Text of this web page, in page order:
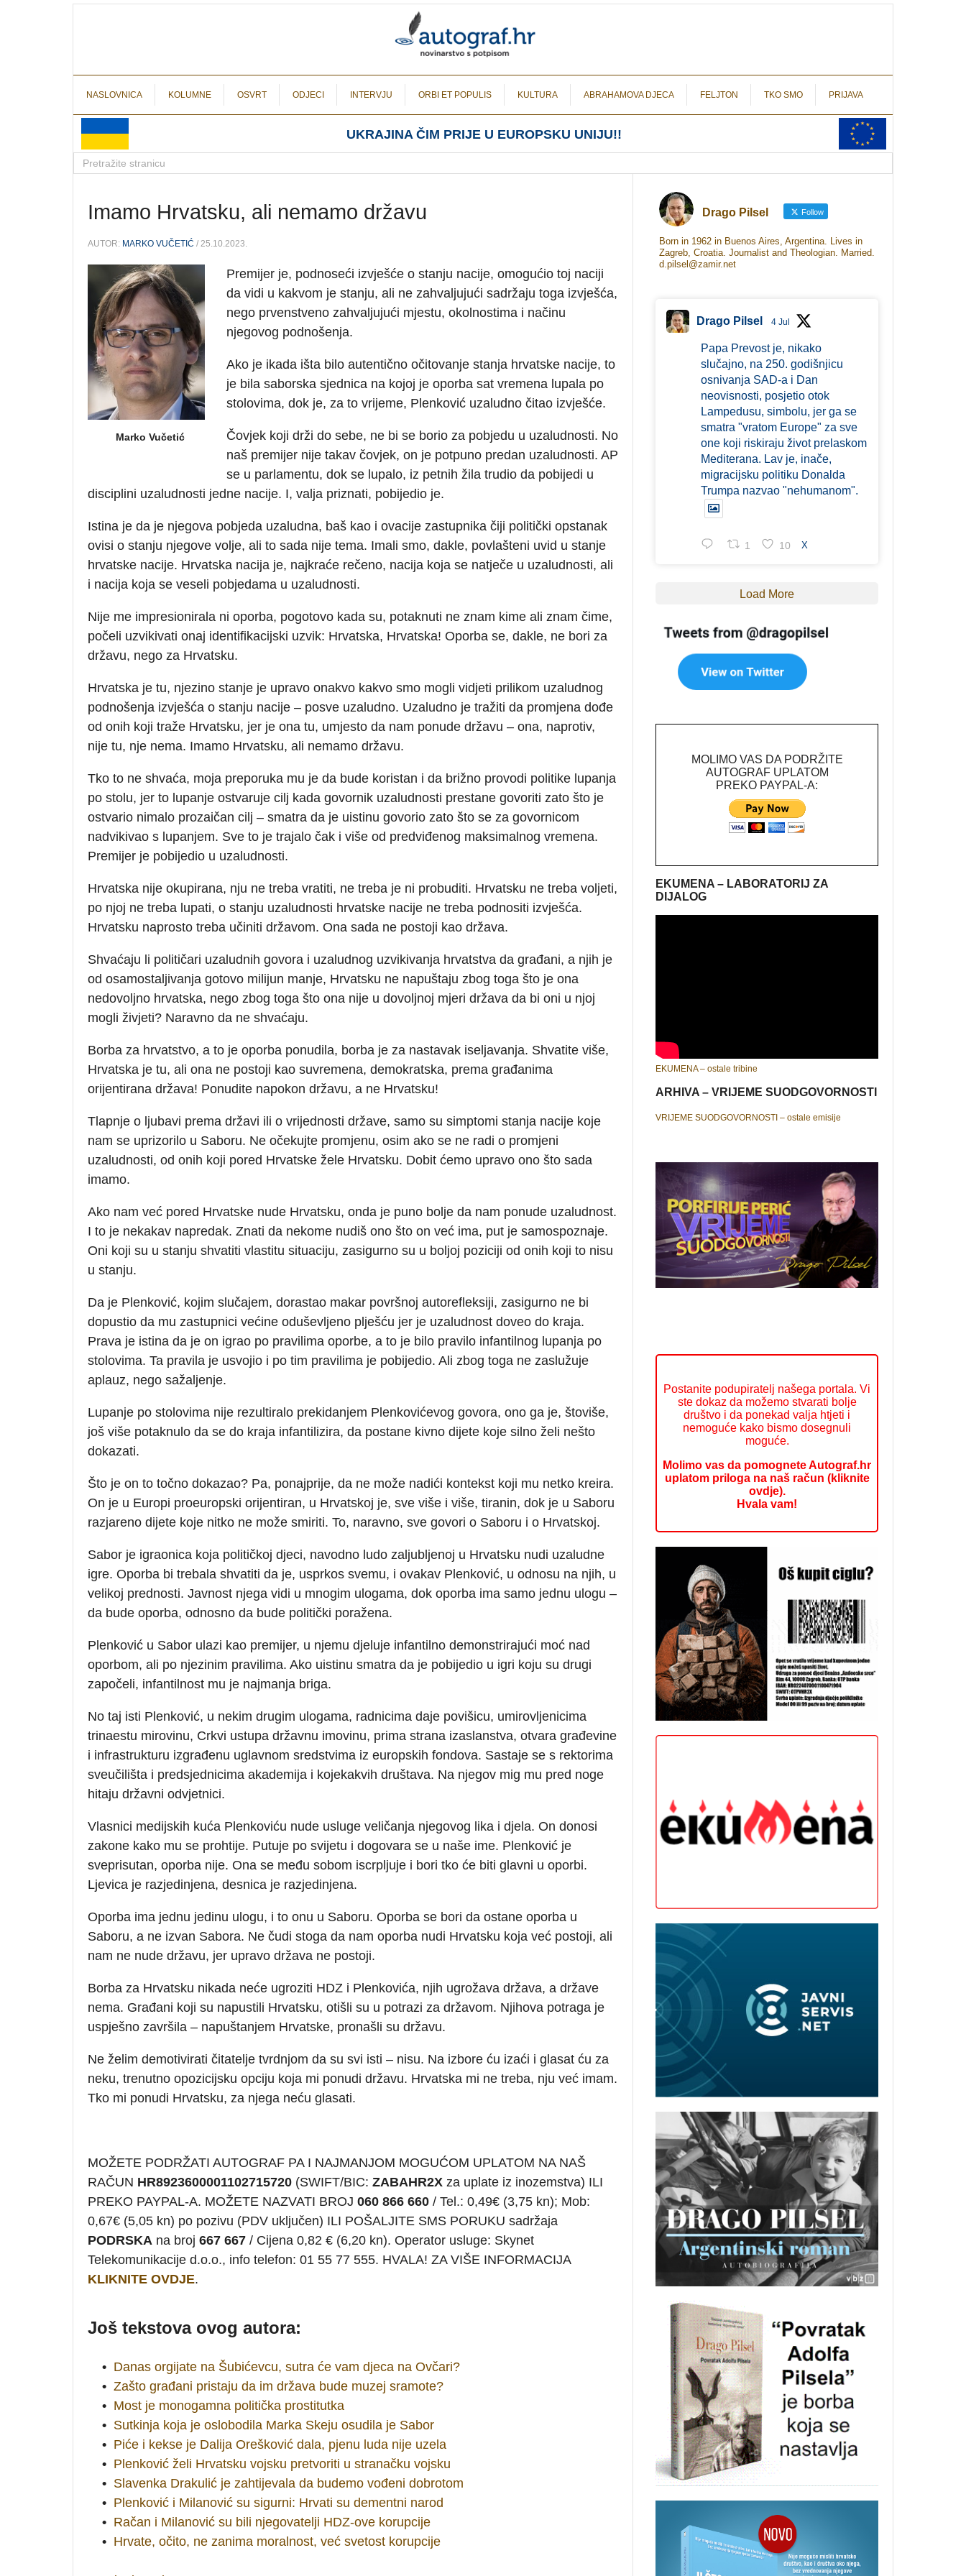
NASLOVNICA KOLUMNE OSVRT ODJECI INTERVJU ORBI ET POPULIS KULTURA ABRAHAMOVA DJECA FELJTON TKO SMO PRIJAVA
UKRAJINA ČIM PRIJE U EUROPSKU UNIJU!!
Imamo Hrvatsku, ali nemamo državu
AUTOR: MARKO VUČETIĆ / 25.10.2023.
Marko Vučetić
Premijer je, podnoseći izvješće o stanju nacije, omogućio toj naciji
da vidi u kakvom je stanju, ali ne zahvaljujući sadržaju toga izvješća,
nego prvenstveno zahvaljujući mjestu, okolnostima i načinu
njegovog podnošenja.
Ako je ikada išta bilo autentično očitovanje stanja hrvatske nacije, to
je bila saborska sjednica na kojoj je oporba sat vremena lupala po
stolovima, dok je, za to vrijeme, Plenković uzaludno čitao izvješće.
Čovjek koji drži do sebe, ne bi se borio za pobjedu u uzaludnosti. No
naš premijer nije takav čovjek, on je potpuno predan uzaludnosti. AP
se u parlamentu, dok se lupalo, iz petnih žila trudio da pobijedi u
disciplini uzaludnosti jedne nacije. I, valja priznati, pobijedio je.
Istina je da je njegova pobjeda uzaludna, baš kao i ovacije zastupnika čiji politički opstanak
ovisi o stanju njegove volje, ali to sada nije tema. Imali smo, dakle, povlašteni uvid u stanje
hrvatske nacije. Hrvatska nacija je, najkraće rečeno, nacija koja se natječe u uzaludnosti, ali
i nacija koja se veseli pobjedama u uzaludnosti.
Nije me impresionirala ni oporba, pogotovo kada su, potaknuti ne znam kime ali znam čime,
počeli uzvikivati onaj identifikacijski uzvik: Hrvatska, Hrvatska! Oporba se, dakle, ne bori za
državu, nego za Hrvatsku.
Hrvatska je tu, njezino stanje je upravo onakvo kakvo smo mogli vidjeti prilikom uzaludnog
podnošenja izvješća o stanju nacije – posve uzaludno. Uzaludno je tražiti da promjena dođe
od onih koji traže Hrvatsku, jer je ona tu, umjesto da nam ponude državu – ona, naprotiv,
nije tu, nje nema. Imamo Hrvatsku, ali nemamo državu.
Tko to ne shvaća, moja preporuka mu je da bude koristan i da brižno provodi politike lupanja
po stolu, jer to lupanje ostvaruje cilj kada govornik uzaludnosti prestane govoriti zato što je
ostvario nimalo prozaičan cilj – smatra da je uistinu govorio zato što se za govornicom
nadvikivao s lupanjem. Sve to je trajalo čak i više od predviđenog maksimalnog vremena.
Premijer je pobijedio u uzaludnosti.
Hrvatska nije okupirana, nju ne treba vratiti, ne treba je ni probuditi. Hrvatsku ne treba voljeti,
po njoj ne treba lupati, o stanju uzaludnosti hrvatske nacije ne treba podnositi izvješća.
Hrvatsku naprosto treba učiniti državom. Ona sada ne postoji kao država.
Shvaćaju li političari uzaludnih govora i uzaludnog uzvikivanja hrvatstva da građani, a njih je
od osamostaljivanja gotovo milijun manje, Hrvatsku ne napuštaju zbog toga što je ona
nedovoljno hrvatska, nego zbog toga što ona nije u dovoljnoj mjeri država da bi oni u njoj
mogli živjeti? Naravno da ne shvaćaju.
Borba za hrvatstvo, a to je oporba ponudila, borba je za nastavak iseljavanja. Shvatite više,
Hrvatska je tu, ali ona ne postoji kao suvremena, demokratska, prema građanima
orijentirana država! Ponudite napokon državu, a ne Hrvatsku!
Tlapnje o ljubavi prema državi ili o vrijednosti države, samo su simptomi stanja nacije koje
nam se uprizorilo u Saboru. Ne očekujte promjenu, osim ako se ne radi o promjeni
uzaludnosti, od onih koji pored Hrvatske žele Hrvatsku. Dobit ćemo upravo ono što sada
imamo.
Ako nam već pored Hrvatske nude Hrvatsku, onda je puno bolje da nam ponude uzaludnost.
I to je nekakav napredak. Znati da nekome nudiš ono što on već ima, put je samospoznaje.
Oni koji su u stanju shvatiti vlastitu situaciju, zasigurno su u boljoj poziciji od onih koji to nisu
u stanju.
Da je Plenković, kojim slučajem, dorastao makar površnoj autorefleksiji, zasigurno ne bi
dopustio da mu zastupnici većine oduševljeno plješću jer je uzaludnost doveo do kraja.
Prava je istina da je on igrao po pravilima oporbe, a to je bilo pravilo infantilnog lupanja po
stolovima. Ta pravila je usvojio i po tim pravilima je pobijedio. Ali zbog toga ne zaslužuje
aplauz, nego sažaljenje.
Lupanje po stolovima nije rezultiralo prekidanjem Plenkovićevog govora, ono ga je, štoviše,
još više potaknulo da se do kraja infantilizira, da postane kivno dijete koje silno želi nešto
dokazati.
Što je on to točno dokazao? Pa, ponajprije, da ne može nadići kontekst koji mu netko kreira.
On je u Europi proeuropski orijentiran, u Hrvatskoj je, sve više i više, tiranin, dok je u Saboru
razjareno dijete koje nitko ne može smiriti. To, naravno, sve govori o Saboru i o Hrvatskoj.
Sabor je igraonica koja političkoj djeci, navodno ludo zaljubljenoj u Hrvatsku nudi uzaludne
igre. Oporba bi trebala shvatiti da je, usprkos svemu, i ovakav Plenković, u odnosu na njih, u
velikoj prednosti. Javnost njega vidi u mnogim ulogama, dok oporba ima samo jednu ulogu –
da bude oporba, odnosno da bude politički poražena.
Plenković u Sabor ulazi kao premijer, u njemu djeluje infantilno demonstrirajući moć nad
oporbom, ali po njezinim pravilima. Ako uistinu smatra da je pobijedio u igri koju su drugi
započeli, infantilnost mu je najmanja briga.
No taj isti Plenković, u nekim drugim ulogama, radnicima daje povišicu, umirovljenicima
trinaestu mirovinu, Crkvi ustupa državnu imovinu, prima strana izaslanstva, otvara građevine
i infrastrukturu izgrađenu uglavnom sredstvima iz europskih fondova. Sastaje se s rektorima
sveučilišta i predsjednicima akademija i kojekakvih društava. Na njegov mig mu pred noge
hitaju državni odvjetnici.
Vlasnici medijskih kuća Plenkoviću nude usluge veličanja njegovog lika i djela. On donosi
zakone kako mu se prohtije. Putuje po svijetu i dogovara se u naše ime. Plenković je
sveprisutan, oporba nije. Ona se među sobom iscrpljuje i bori tko će biti glavni u oporbi.
Ljevica je razjedinjena, desnica je razjedinjena.
Oporba ima jednu jedinu ulogu, i to onu u Saboru. Oporba se bori da ostane oporba u
Saboru, a ne izvan Sabora. Ne čudi stoga da nam oporba nudi Hrvatsku koja već postoji, ali
nam ne nude državu, jer upravo država ne postoji.
Borba za Hrvatsku nikada neće ugroziti HDZ i Plenkovića, njih ugrožava država, a države
nema. Građani koji su napustili Hrvatsku, otišli su u potrazi za državom. Njihova potraga je
uspješno završila – napuštanjem Hrvatske, pronašli su državu.
Ne želim demotivirati čitatelje tvrdnjom da su svi isti – nisu. Na izbore ću izaći i glasat ću za
neku, trenutno opozicijsku opciju koja mi ponudi državu. Hrvatska mi ne treba, nju već imam.
Tko mi ponudi Hrvatsku, za njega neću glasati.
MOŽETE PODRŽATI AUTOGRAF PA I NAJMANJOM MOGUĆOM UPLATOM NA NAŠ
RAČUN HR8923600001102715720 (SWIFT/BIC: ZABAHR2X za uplate iz inozemstva) ILI
PREKO PAYPAL-A. MOŽETE NAZVATI BROJ 060 866 660 / Tel.: 0,49€ (3,75 kn); Mob:
0,67€ (5,05 kn) po pozivu (PDV uključen) ILI POŠALJITE SMS PORUKU sadržaja
PODRSKA na broj 667 667 / Cijena 0,82 € (6,20 kn). Operator usluge: Skynet
Telekomunikacije d.o.o., info telefon: 01 55 77 555. HVALA! ZA VIŠE INFORMACIJA
KLIKNITE OVDJE.
Još tekstova ovog autora:
• Danas orgijate na Šubićevcu, sutra će vam djeca na Ovčari?
• Zašto građani pristaju da im država bude muzej sramote?
• Most je monogamna politička prostitutka
• Sutkinja koja je oslobodila Marka Skeju osudila je Sabor
• Piće i kekse je Dalija Orešković dala, pjenu luda nije uzela
• Plenković želi Hrvatsku vojsku pretvoriti u stranačku vojsku
• Slavenka Drakulić je zahtijevala da budemo vođeni dobrotom
• Plenković i Milanović su sigurni: Hrvati su dementni narod
• Račan i Milanović su bili njegovatelji HDZ-ove korupcije
• Hrvate, očito, ne zanima moralnost, već svetost korupcije
Drago Pilsel Follow
Born in 1962 in Buenos Aires, Argentina. Lives in
Zagreb, Croatia. Journalist and Theologian. Married.
d.pilsel@zamir.net
Drago Pilsel 4 Jul
Papa Prevost je, nikako
slučajno, na 250. godišnjicu
osnivanja SAD-a i Dan
neovisnosti, posjetio otok
Lampedusu, simbolu, jer ga se
smatra "vratom Europe" za sve
one koji riskiraju život prelaskom
Mediterana. Lav je, inače,
migracijsku politiku Donalda
Trumpa nazvao "nehumanom".
1 10 X
Load More
MOLIMO VAS DA PODRŽITE
AUTOGRAF UPLATOM
PREKO PAYPAL-A:
EKUMENA – LABORATORIJ ZA
DIJALOG
EKUMENA – ostale tribine
ARHIVA – VRIJEME SUODGOVORNOSTI
VRIJEME SUODGOVORNOSTI – ostale emisije
Postanite podupiratelj našega portala. Vi
ste dokaz da možemo stvarati bolje
društvo i da ponekad valja htjeti i
nemoguće kako bismo dosegnuli
moguće.
Molimo vas da pomognete Autograf.hr
uplatom priloga na naš račun (kliknite
ovdje).
Hvala vam!